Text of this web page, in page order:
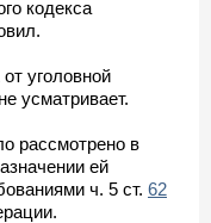
кодекса
уголовной
усматривает.
рассмотрено в
ей
ч. 5 ст. 62